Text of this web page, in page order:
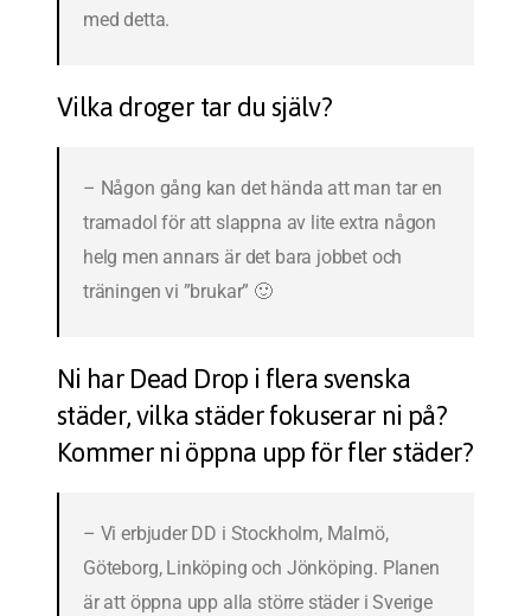
med detta.
Vilka droger tar du själv?
– Någon gång kan det hända att man tar en
tramadol för att slappna av lite extra någon
helg men annars är det bara jobbet och
träningen vi ”brukar” 🙂
Ni har Dead Drop i flera svenska
städer, vilka städer fokuserar ni på?
Kommer ni öppna upp för fler städer?
– Vi erbjuder DD i Stockholm, Malmö,
Göteborg, Linköping och Jönköping. Planen
är att öppna upp alla större städer i Sverige